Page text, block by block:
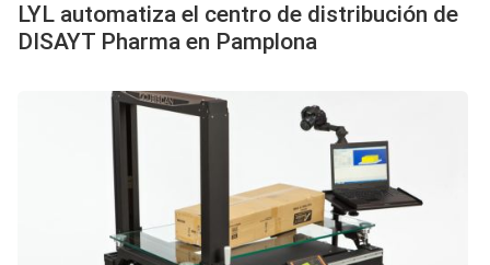
LYL automatiza el centro de distribución de
DISAYT Pharma en Pamplona